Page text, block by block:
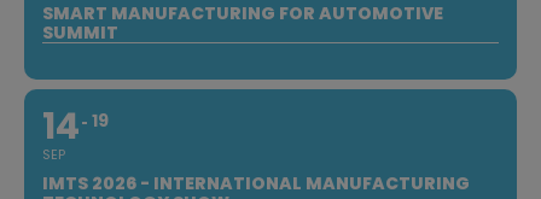
SMART MANUFACTURING FOR AUTOMOTIVE
SUMMIT
14
SEP
19
IMTS 2026 - INTERNATIONAL MANUFACTURING